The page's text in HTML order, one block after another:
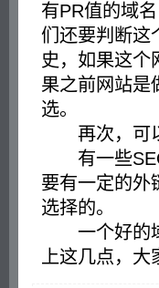
有PR值的域
们还要判断这
史，如果这个
果之前网站是
选。
再次，可以
有一些
要有一定的外
选择的。
一个好的域
上这几点，